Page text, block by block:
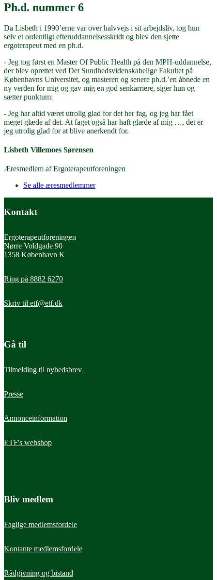
Ph.d. nummer 6
Da Lisbeth i 1990’erne var over halvvejs i sit arbejdsliv, tog hun
selv et ordentligt efteruddannelsesskridt og blev den sjette
ergoterapeut med en ph.d.
- Jeg tog først en Master Of Public Health på den MPH-uddannelse,
der blev oprettet ved Det Sundhedsvidenskabelige Fakultet på
Københavns Universitet, og masteren og senere ph.d.’en åbnede en
ny verden for mig og gav mig en god senkarriere, siger hun og
sætter punktum:
- Jeg har altid været utrolig glad for det her fag, og jeg har fået
meget glæde af det. At faget også har haft glæde af mig …, det er
jeg utrolig glad for at blive anerkendt for.
Lisbeth Villemoes Sørensen
Æresmedlem af Ergoterapeutforeningen
Se alle æresmedlemmer
Kontakt
Ergoterapeutforeningen
Nørre Voldgade 90
1358 København K
Ring på 8882 6270
Skriv til etf@etf.dk
Gå til
Tilmelding til nyhedsbrev
Presse
Annonceinformation
ETF's webshop
Bliv medlem
Faglige medlemsfordele
Kontante medlemsfordele
Rådgivning og bistand